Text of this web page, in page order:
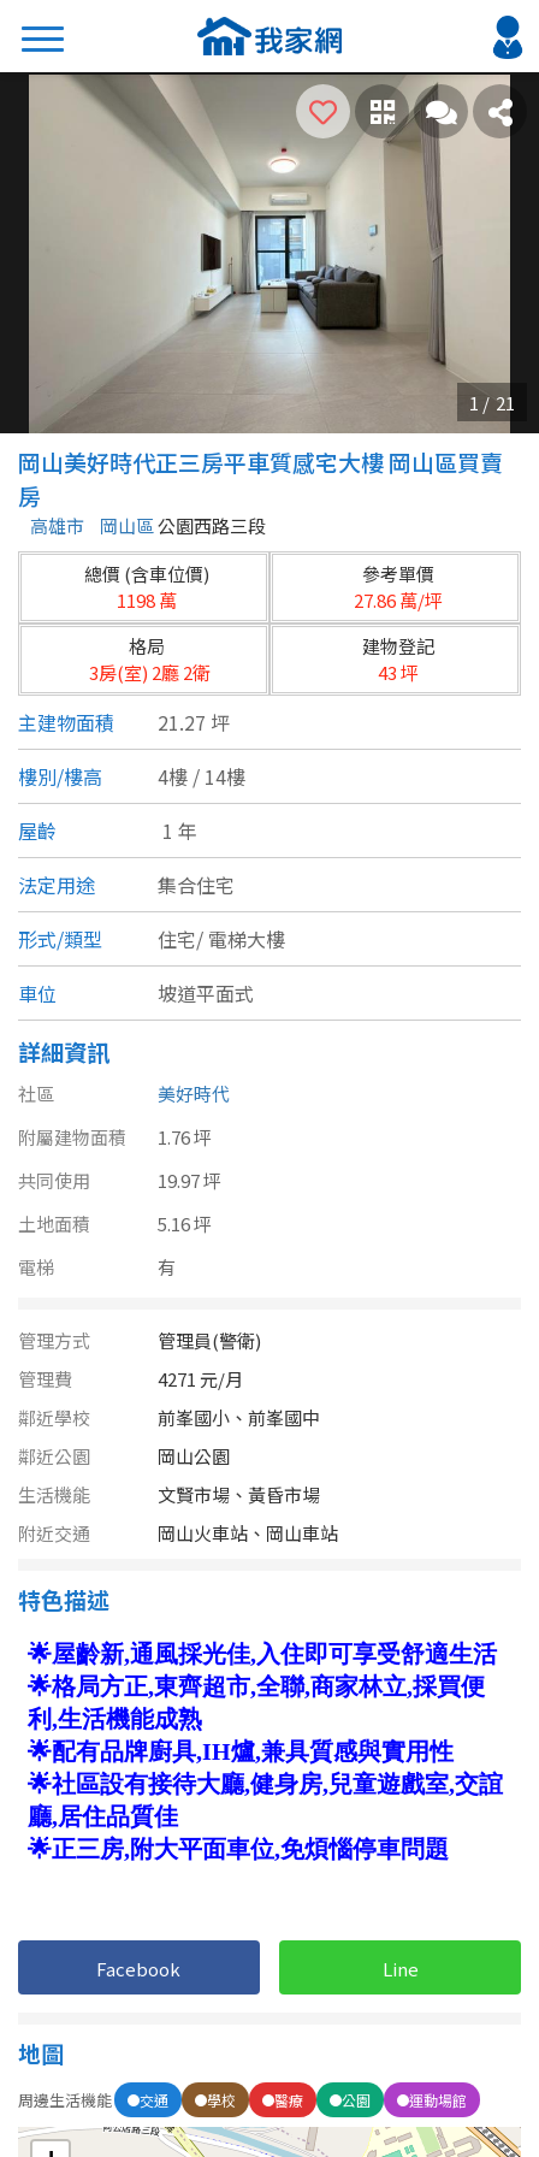
搜尋
熱門關鍵字
2026 台北降價好屋限量釋出
2026 新北降價好屋限量釋出
2026 台中降價好屋限量釋出
2026 台南降價好屋限量釋出
2026 高雄降價好屋限量釋出
縣市
台北市
基隆市
新北市
宜蘭縣
桃園市
新竹市
新竹縣
苗栗縣
台中市
彰化縣
南投縣
雲林縣
嘉義市
高雄市
澎湖縣
屏東縣
區域
類型(可複選)
不拘 公寓 電梯大樓 套房
別墅 透天厝 樓中樓 華廈
農舍 辦公 店面 工廠
坪數
20~30 坪
40~50 坪
80坪以上
~
樓層
3樓 4樓
5~10樓 11~20樓
21樓以上
4房 5房以上
岡山美好時代正三房平車質感宅大樓 岡山區買賣
房
高雄市 岡山區公園西路三段
總價 (含車位價)
1198 萬
參考單價
27.86 萬/坪
格局
3房(室) 2廳 2衛
建物登記
43 坪
主建物面積
21.27 坪
樓別/樓高
4樓 / 14樓
屋齡
1 年
法定用途
集合住宅
形式/類型
住宅/ 電梯大樓
車位
坡道平面式
詳細資訊
社區
美好時代
附屬建物面積
1.76 坪
共同使用
19.97 坪
土地面積
5.16 坪
電梯
有
管理方式
管理員(警衛)
管理費
4271 元/月
鄰近學校
前峯國小、前峯國中
鄰近公園
岡山公園
生活機能
文賢市場、黃昏市場
附近交通
岡山火車站、岡山車站
特色描述
Facebook Line
地圖
周邊生活機能 交通 學校 醫療 公園 運動場館